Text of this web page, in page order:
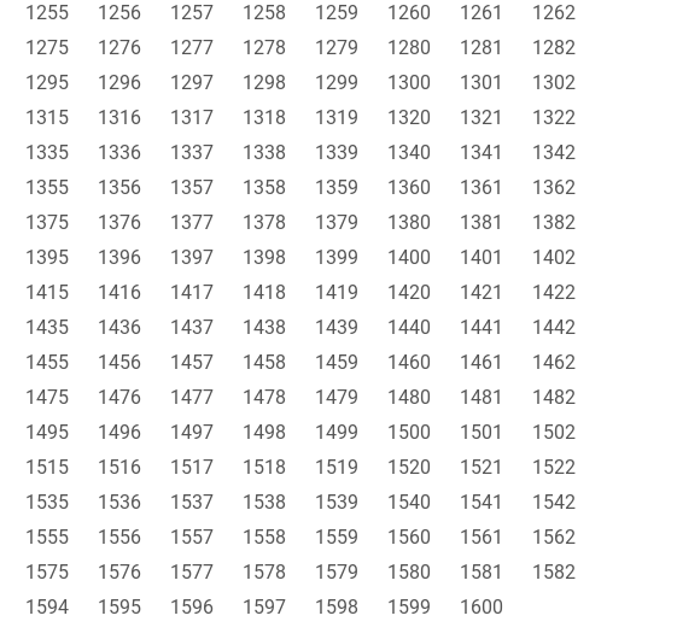
1255 1256 1257 1258 1259 1260 1261
1262
1275 1276 1277 1278 1279 1280 1281
1282
1295 1296 1297 1298 1299 1300 1301
1302
1315 1316 1317 1318 1319 1320 1321
1322
1335 1336 1337 1338 1339 1340 1341
1342
1355 1356 1357 1358 1359 1360 1361
1362
1375 1376 1377 1378 1379 1380 1381
1382
1395 1396 1397 1398 1399 1400 1401
1402
1415 1416 1417 1418 1419 1420 1421
1422
1435 1436 1437 1438 1439 1440 1441
1442
1455 1456 1457 1458 1459 1460 1461
1462
1475 1476 1477 1478 1479 1480 1481
1482
1495 1496 1497 1498 1499 1500 1501
1502
1515 1516 1517 1518 1519 1520 1521
1522
1535 1536 1537 1538 1539 1540 1541
1542
1555 1556 1557 1558 1559 1560 1561
1562
1575 1576 1577 1578 1579 1580 1581
1582
1594 1595 1596 1597 1598 1599 1600